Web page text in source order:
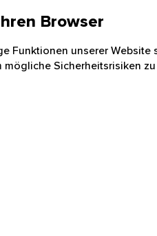
Browser
Funktionen unserer
mögliche Sicherheitsrisiken